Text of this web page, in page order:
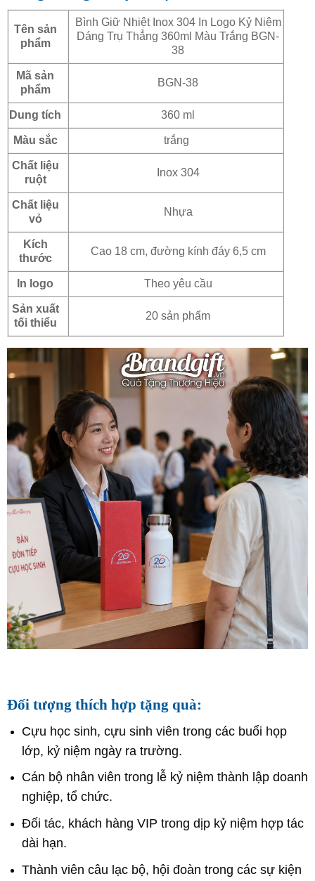
Tên sản
phẩm
Bình Giữ Nhiệt Inox 304 In Logo Kỷ Niệm
Dáng Trụ Thẳng 360ml Màu Trắng BGN-
38
Mã sản
phẩm
BGN-38
Dung tích 360 ml
Màu sắc trắng
Chất liệu
ruột
Inox 304
Chất liệu
vỏ
Nhựa
Kích
thước
Cao 18 cm, đường kính đáy 6,5 cm
In logo Theo yêu cầu
Sản xuất
tối thiểu
20 sản phẩm
Đối tượng thích hợp tặng quà:
Cựu học sinh, cựu sinh viên trong các buổi họp
lớp, kỷ niệm ngày ra trường.
Cán bộ nhân viên trong lễ kỷ niệm thành lập doanh
nghiệp, tổ chức.
Đối tác, khách hàng VIP trong dịp kỷ niệm hợp tác
dài hạn.
Thành viên câu lạc bộ, hội đoàn trong các sự kiện